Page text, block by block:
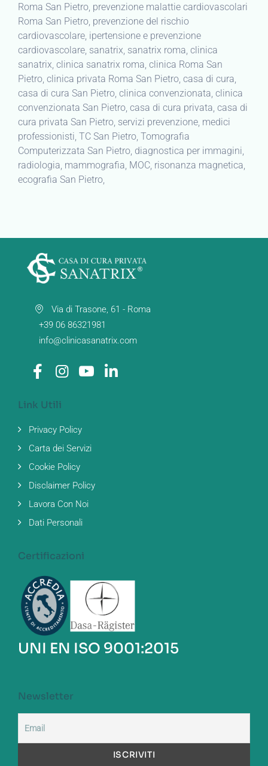
Roma San Pietro, prevenzione malattie cardiovascolari
Roma San Pietro, prevenzione del rischio
cardiovascolare, ipertensione e prevenzione
cardiovascolare, sanatrix, sanatrix roma, clinica
sanatrix, clinica sanatrix roma, clinica Roma San
Pietro, clinica privata Roma San Pietro, casa di cura,
casa di cura San Pietro, clinica convenzionata, clinica
convenzionata San Pietro, casa di cura privata, casa di
cura privata San Pietro, servizi prevenzione, medici
professionisti, TC San Pietro, Tomografia
Computerizzata San Pietro, diagnostica per immagini,
radiologia, mammografia, MOC, risonanza magnetica,
ecografia San Pietro,
Via di Trasone, 61 - Roma
+39 06 86321981
info@clinicasanatrix.com
Link Utili
Privacy Policy
Carta dei Servizi
Cookie Policy
Disclaimer Policy
Lavora Con Noi
Dati Personali
Certificazioni
UNI EN ISO 9001:2015
Newsletter